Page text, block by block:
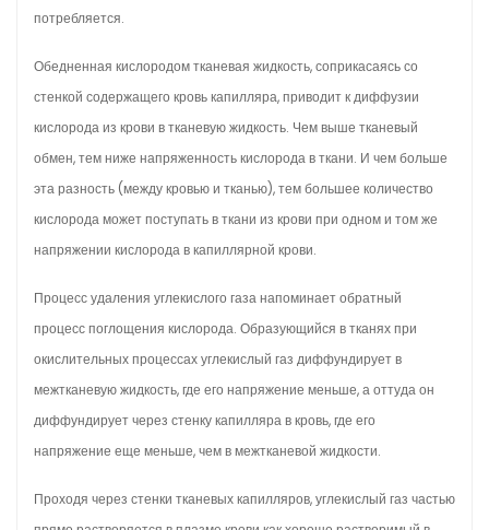
потребляется.
Обедненная кислородом тканевая жидкость, соприкасаясь со
стенкой содержащего кровь капилляра, приводит к диффузии
кислорода из крови в тканевую жидкость. Чем выше тканевый
обмен, тем ниже напряженность кислорода в ткани. И чем больше
эта разность (между кровью и тканью), тем большее количество
кислорода может поступать в ткани из крови при одном и том же
напряжении кислорода в капиллярной крови.
Процесс удаления углекислого газа напоминает обратный
процесс поглощения кислорода. Образующийся в тканях при
окислительных процессах углекислый газ диффундирует в
межтканевую жидкость, где его напряжение меньше, а оттуда он
диффундирует через стенку капилляра в кровь, где его
напряжение еще меньше, чем в межтканевой жидкости.
Проходя через стенки тканевых капилляров, углекислый газ частью